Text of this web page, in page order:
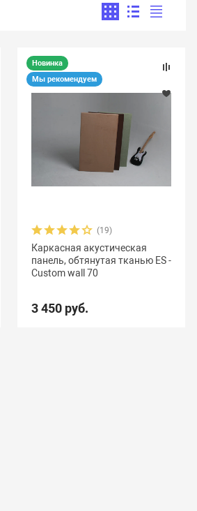
Новинка
Мы рекомендуем
(19)
Каркасная акустическая
панель, обтянутая тканью ES -
Custom wall 70
3 450 руб.